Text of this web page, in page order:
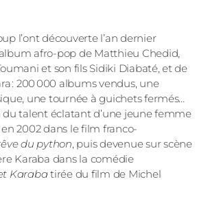
l’ont découverte l’an dernier
afro-pop de Matthieu Chedid,
et son fils Sidiki Diabaté, et de
: 200 000 albums vendus, une
une tournée à guichets fermés…
talent éclatant d’une jeune femme
2002 dans le film franco-
du python , puis devenue sur scène
Karaba dans la comédie
Karabatirée du film de Michel